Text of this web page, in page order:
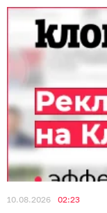
10.08.2026 02:23